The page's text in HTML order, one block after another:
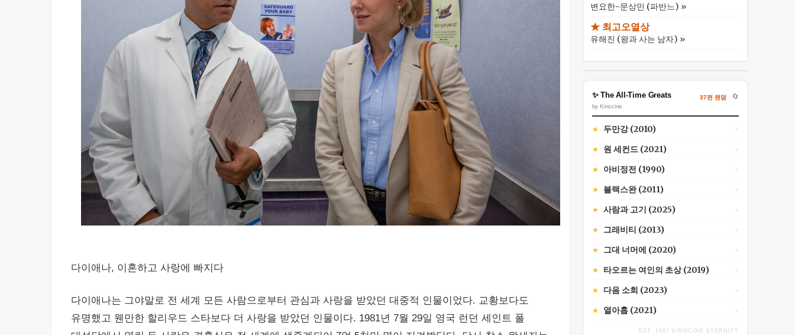
다이애나, 이혼하고 사랑에 빠지다
다이애나는 그야말로 전 세계 모든 사람으로부터 관심과 사랑을 받았던 대중적 인물이었다. 교황보다도
유명했고 웬만한 할리우드 스타보다 더 사랑을 받았던 인물이다. 1981년 7월 29일 영국 런던 세인트 폴
변요한-문상민 (파반느) »
★ 최고오열상
유해진 (왕과 사는 남자) »
✨ The All-Time Greats
by Kinocine
37편 랜덤 🔄
★ 두만강 (2010) »
★ 원 세컨드 (2021) »
★ 아비정전 (1990) »
★ 블랙스완 (2011) »
★ 사람과 고기 (2025) »
★ 그래비티 (2013) »
★ 그대 너머에 (2020) »
★ 타오르는 여인의 초상 (2019) »
★ 다음 소희 (2023) »
★ 열아홉 (2021) »
EST. 1997 KINOCINE ETERNITY